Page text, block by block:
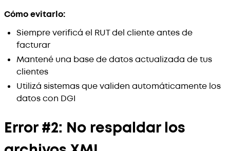
Cómo evitarlo:
Siempre verificá el RUT del cliente antes de
facturar
Mantené una base de datos actualizada de tus
clientes
Utilizá sistemas que validen automáticamente los
datos con DGI
Error #2: No respaldar los